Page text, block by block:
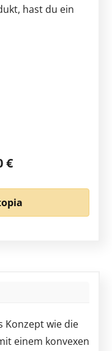
hast du ein
€
Konzept wie die
einem konvexen